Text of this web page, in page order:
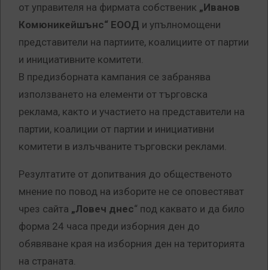
от управителя на фирмата собственик „Иванов
Комюникейшънс“ ЕООД и упълномощени
представители на партиите, коалициите от партии
и инициативните комитети.
В предизборната кампания се забранява
използването на елементи от търговска
реклама, както и участието на представители на
партии, коалиции от партии и инициативни
комитети в излъчваните търговски реклами.
Резултатите от допитвания до общественото
мнение по повод на изборите не се оповестяват
чрез сайта „Ловеч днес“ под каквато и да било
форма 24 часа преди изборния ден до
обявяване края на изборния ден на територията
на страната.